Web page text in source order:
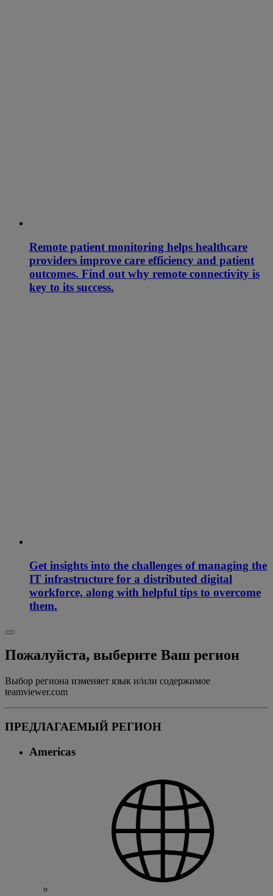
Remote patient monitoring helps healthcare
providers improve care efficiency and patient
outcomes. Find out why remote connectivity is
key to its success.
Get insights into the challenges of managing the
IT infrastructure for a distributed digital
workforce, along with helpful tips to overcome
them.
Пожалуйста, выберите Ваш регион
Выбор региона изменяет язык и/или содержимое
teamviewer.com
ПРЕДЛАГАЕМЫЙ РЕГИОН
Americas